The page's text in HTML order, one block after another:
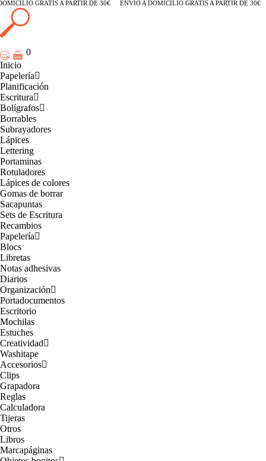
GRATIS A PARTIR DE 30€ ENVÍO A DOMICILIO GRATIS A PARTIR DE 30€
0
Inicio
Papelería
Planificación
Escritura
Bolígrafos
Borrables
Subrayadores
Lápices
Lettering
Portaminas
Rotuladores
Lápices de colores
Gomas de borrar
Sacapuntas
Sets de Escritura
Recambios
Papelería
Blocs
Libretas
Notas adhesivas
Diarios
Organización
Portadocumentos
Escritorio
Mochilas
Estuches
Creatividad
Washitape
Accesorios
Clips
Grapadora
Reglas
Calculadora
Tijeras
Otros
Libros
Marcapáginas